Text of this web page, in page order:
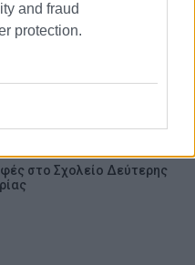
and fraud
protection.
ΕΚΠΑΙΔΕΥΣΗ
ΚΑΤΑΛΗΨΗ
στο Σχολείο Δεύτερης